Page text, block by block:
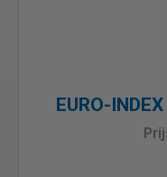
EURO-